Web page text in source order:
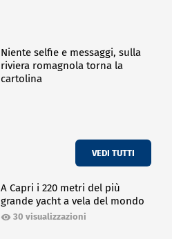
Niente selfie e messaggi, sulla
riviera romagnola torna la
cartolina
VEDI TUTTI
A Capri i 220 metri del più
grande yacht a vela del mondo
30 visualizzazioni